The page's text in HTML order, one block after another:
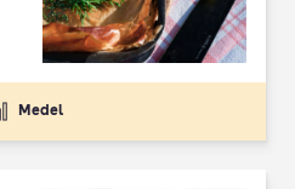
Medel